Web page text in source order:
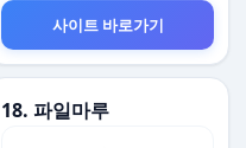
사이트 바로가기
18. 파일마루